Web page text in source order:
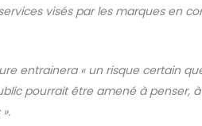
visés par les marques en
entrainera « un risque certain
pourrait être amené à